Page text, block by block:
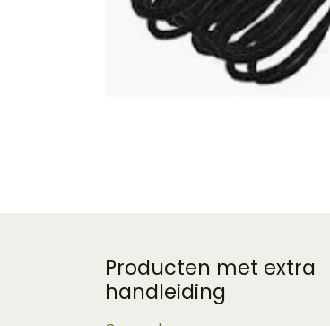
Producten met extra
handleiding